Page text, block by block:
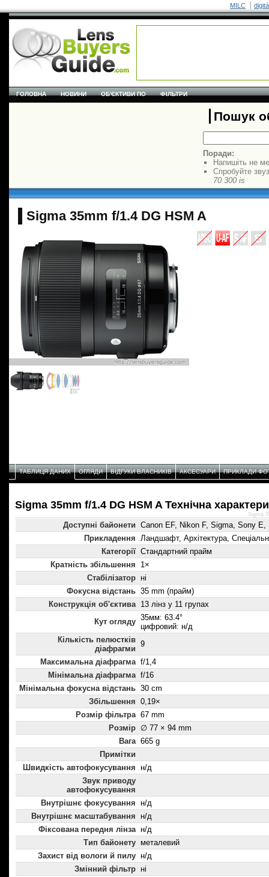
MILC
ГОЛОВНА НОВИНИ ОБ'ЄКТИВИ ПО ФІЛЬТРИ
Пошук
Поради:
Напишіть не
Спробуйте
70 300 is
Sigma 35mm f/1.4 DG HSM A
ТАБЛИЦЯ ДАНИХ ОГЛЯДИ ВІДГУКИ ВЛАСНИКІВ АКСЕСУАРИ ПРИКЛАДИ
Sigma 35mm f/1.4 DG HSM A Технічнa
Доступні байонети Canon EF, Nikon F, Sigma, Sony E,
Прикладення Ландшафт, Архітектура,
Категорії Стандартний прайм
Кратність збільшення
1×
Стабілізатор ні
Фокусна відстань 35 mm (прайм)
Конструкція об'єктива 13 лінз у 11 групах
Кут огляду 35мм: 63.4°
цифровий: н/д
Кількість пелюстків
діафрагми
9
Максимальна діафрагма f/1,4
Мінімальна діафрагма f/16
Мінімальна фокусна відстань 30 cm
Збільшення 0,19×
Розмір фільтра 67 mm
Розмір ∅ 77 × 94 mm
Вага 665 g
Примітки
Швидкість автофокусування н/д
Звук приводу
автофокусування
Внутрішнє фокусування н/д
Внутрішнє масштабування
н/д
Фіксована передня лінза н/д
Тип байонету металевий
Захист від вологи й пилу н/д
Змінний фільтр ні
Sigma